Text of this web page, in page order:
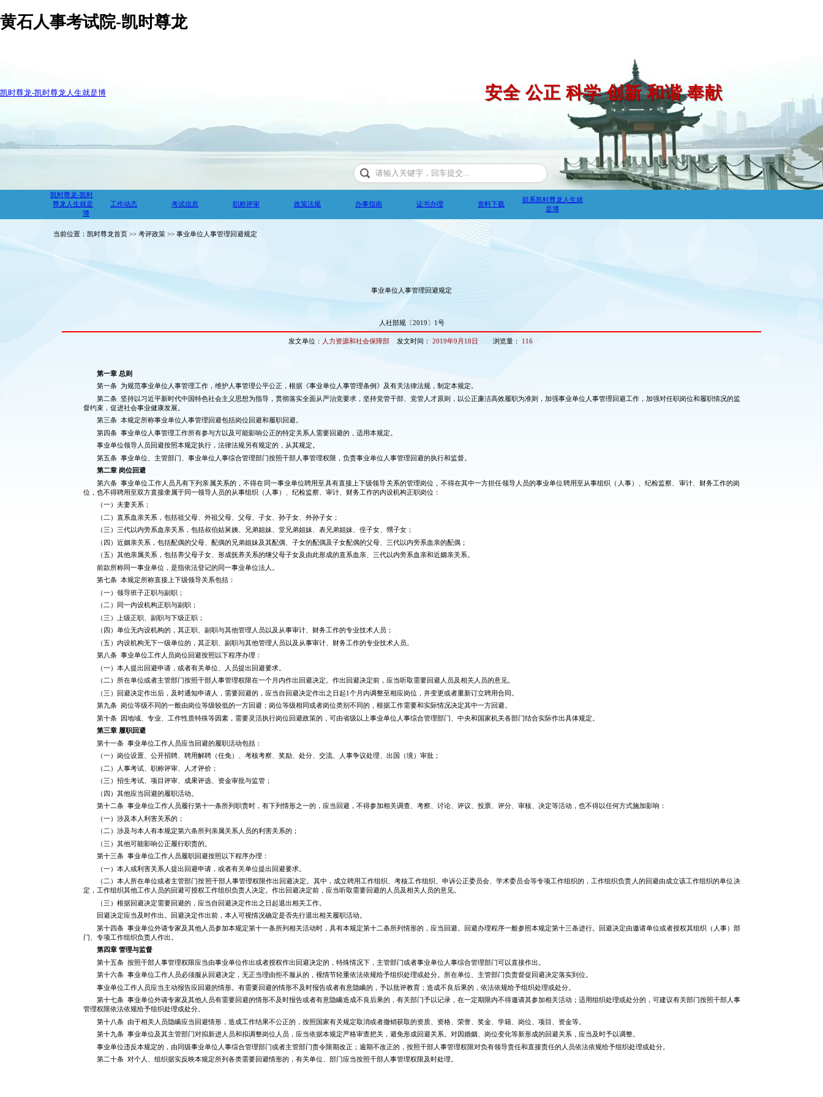
黄石人事考试院-凯时尊龙
凯时尊龙-凯时尊龙人生就是博 安全 公正 科学 创新 和谐 奉献
凯时尊龙-凯时
尊龙人生就是
博
工作动态 考试信息 职称评审 政策法规 办事指南 证书办理 资料下载
联系凯时尊龙人生就
是博
当前位置：凯时尊龙首页 >> 考评政策 >> 事业单位人事管理回避规定
事业单位人事管理回避规定
人社部规〔2019〕1号
发文单位： 人力资源和社会保障部 发文时间： 2019年9月18日 浏览量： 116
第一章 总则
第一条 为规范事业单位人事管理工作，维护人事管理公平公正，根据《事业单位人事管理条例》及有关法律法规，制定本规定。
第二条 坚持以习近平新时代中国特色社会主义思想为指导，贯彻落实全面从严治党要求，坚持党管干部、党管人才原则，以公正廉洁高效履职为准则，加强事业单位人事管理回避工作，加强对任职岗位和履职情况的监
督约束，促进社会事业健康发展。
第三条 本规定所称事业单位人事管理回避包括岗位回避和履职回避。
第四条 事业单位人事管理工作所有参与方以及可能影响公正的特定关系人需要回避的，适用本规定。
事业单位领导人员回避按照本规定执行，法律法规另有规定的，从其规定。
第五条 事业单位、主管部门、事业单位人事综合管理部门按照干部人事管理权限，负责事业单位人事管理回避的执行和监督。
第二章 岗位回避
第六条 事业单位工作人员凡有下列亲属关系的，不得在同一事业单位聘用至具有直接上下级领导关系的管理岗位，不得在其中一方担任领导人员的事业单位聘用至从事组织（人事）、纪检监察、审计、财务工作的岗
位，也不得聘用至双方直接隶属于同一领导人员的从事组织（人事）、纪检监察、审计、财务工作的内设机构正职岗位：
（一）夫妻关系；
（二）直系血亲关系，包括祖父母、外祖父母、父母、子女、孙子女、外孙子女；
（三）三代以内旁系血亲关系，包括叔伯姑舅姨、兄弟姐妹、堂兄弟姐妹、表兄弟姐妹、侄子女、甥子女；
（四）近姻亲关系，包括配偶的父母、配偶的兄弟姐妹及其配偶、子女的配偶及子女配偶的父母、三代以内旁系血亲的配偶；
（五）其他亲属关系，包括养父母子女、形成抚养关系的继父母子女及由此形成的直系血亲、三代以内旁系血亲和近姻亲关系。
前款所称同一事业单位，是指依法登记的同一事业单位法人。
第七条 本规定所称直接上下级领导关系包括：
（一）领导班子正职与副职；
（二）同一内设机构正职与副职；
（三）上级正职、副职与下级正职；
（四）单位无内设机构的，其正职、副职与其他管理人员以及从事审计、财务工作的专业技术人员；
（五）内设机构无下一级单位的，其正职、副职与其他管理人员以及从事审计、财务工作的专业技术人员。
第八条 事业单位工作人员岗位回避按照以下程序办理：
（一）本人提出回避申请，或者有关单位、人员提出回避要求。
（二）所在单位或者主管部门按照干部人事管理权限在一个月内作出回避决定。作出回避决定前，应当听取需要回避人员及相关人员的意见。
（三）回避决定作出后，及时通知申请人，需要回避的，应当自回避决定作出之日起1个月内调整至相应岗位，并变更或者重新订立聘用合同。
第九条 岗位等级不同的一般由岗位等级较低的一方回避；岗位等级相同或者岗位类别不同的，根据工作需要和实际情况决定其中一方回避。
第十条 因地域、专业、工作性质特殊等因素，需要灵活执行岗位回避政策的，可由省级以上事业单位人事综合管理部门、中央和国家机关各部门结合实际作出具体规定。
第三章 履职回避
第十一条 事业单位工作人员应当回避的履职活动包括：
（一）岗位设置、公开招聘、聘用解聘（任免）、考核考察、奖励、处分、交流、人事争议处理、出国（境）审批；
（二）人事考试、职称评审、人才评价；
（三）招生考试、项目评审、成果评选、资金审批与监管；
（四）其他应当回避的履职活动。
第十二条 事业单位工作人员履行第十一条所列职责时，有下列情形之一的，应当回避，不得参加相关调查、考察、讨论、评议、投票、评分、审核、决定等活动，也不得以任何方式施加影响：
（一）涉及本人利害关系的；
（二）涉及与本人有本规定第六条所列亲属关系人员的利害关系的；
（三）其他可能影响公正履行职责的。
第十三条 事业单位工作人员履职回避按照以下程序办理：
（一）本人或利害关系人提出回避申请，或者有关单位提出回避要求。
（二）本人所在单位或者主管部门按照干部人事管理权限作出回避决定。其中，成立聘用工作组织、考核工作组织、申诉公正委员会、学术委员会等专项工作组织的，工作组织负责人的回避由成立该工作组织的单位决
定，工作组织其他工作人员的回避可授权工作组织负责人决定。作出回避决定前，应当听取需要回避的人员及相关人员的意见。
（三）根据回避决定需要回避的，应当自回避决定作出之日起退出相关工作。
回避决定应当及时作出。回避决定作出前，本人可视情况确定是否先行退出相关履职活动。
第十四条 事业单位外请专家及其他人员参加本规定第十一条所列相关活动时，具有本规定第十二条所列情形的，应当回避。回避办理程序一般参照本规定第十三条进行。回避决定由邀请单位或者授权其组织（人事）部
门、专项工作组织负责人作出。
第四章 管理与监督
第十五条 按照干部人事管理权限应当由事业单位作出或者授权作出回避决定的，特殊情况下，主管部门或者事业单位人事综合管理部门可以直接作出。
第十六条 事业单位工作人员必须服从回避决定，无正当理由拒不服从的，视情节轻重依法依规给予组织处理或处分。所在单位、主管部门负责督促回避决定落实到位。
事业单位工作人员应当主动报告应回避的情形。有需要回避的情形不及时报告或者有意隐瞒的，予以批评教育；造成不良后果的，依法依规给予组织处理或处分。
第十七条 事业单位外请专家及其他人员有需要回避的情形不及时报告或者有意隐瞒造成不良后果的，有关部门予以记录，在一定期限内不得邀请其参加相关活动；适用组织处理或处分的，可建议有关部门按照干部人事
管理权限依法依规给予组织处理或处分。
第十八条 由于相关人员隐瞒应当回避情形，造成工作结果不公正的，按照国家有关规定取消或者撤销获取的资质、资格、荣誉、奖金、学籍、岗位、项目、资金等。
第十九条 事业单位及其主管部门对拟新进人员和拟调整岗位人员，应当依据本规定严格审查把关，避免形成回避关系。对因婚姻、岗位变化等新形成的回避关系，应当及时予以调整。
事业单位违反本规定的，由同级事业单位人事综合管理部门或者主管部门责令限期改正；逾期不改正的，按照干部人事管理权限对负有领导责任和直接责任的人员依法依规给予组织处理或处分。
第二十条 对个人、组织据实反映本规定所列各类需要回避情形的，有关单位、部门应当按照干部人事管理权限及时处理。